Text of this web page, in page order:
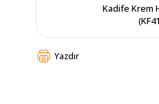
Kadife Krem
Yazdır